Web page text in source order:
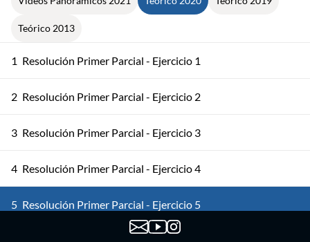
Teórico 2013
1 Resolución Primer Parcial - Ejercicio 1
2 Resolución Primer Parcial - Ejercicio 2
3 Resolución Primer Parcial - Ejercicio 3
4 Resolución Primer Parcial - Ejercicio 4
5 Resolución Primer Parcial - Ejercicio 5